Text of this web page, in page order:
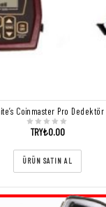
Coinmaster Pro Dedektör
TRY₺0.00
ÜRÜN SATIN AL